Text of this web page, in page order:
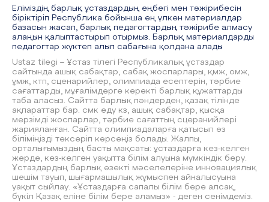
Еліміздің барлық ұстаздардың еңбегі мен тәжірибесін
біріктіріп Республика бойынша ең үлкен материалдар
базасын жасап, барлық педагогтардың тәжірибе алмасу
алаңын қалыптастырып отырмыз. Барлық материалдарды
педагогтар жүктеп алып сабағына қолдана алады
Ustaz tilegi – Ұстаз тілегі Республикалық ұстаздар
сайтында ашық сабақтар, сабақ жоспарлары, қмж, омж,
ұмж, ктп, сценарийлер, олимпиада есептерін, тәрбие
сағаттарды, мұғалімдерге керекті барлық құжаттарды
таба аласыз. Сайтта барлық пәндерден, қазақ тілінде
ақпараттар бар. смк еду кз, ашық сабақтар, қысқа
мерзімді жоспарлар, тәрбие сағаттың сцеранийлері
жарияланған. Сайтта олимпиадаларға қатысып өз
біліміңізді тексеріп көрсеңіз болады. Жалпы,
орталығымыздың басты мақсаты: ұстаздарға кез-келген
жерде, кез-келген уақытта білім алуына мүмкіндік беру.
Ұстаздардың барлық өзекті мәселелеріне инновациялық
шешім тауып, шығармашылық жұмыспен айналысуына
уақыт сыйлау. «Ұстаздарға сапалы білім бере алсақ,
бүкіл Қазақ еліне білім бере аламыз» - деген сенімдеміз.